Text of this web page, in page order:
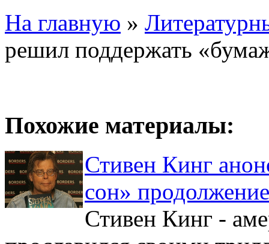
На главную »
решил поддержать
Похожие материалы:
Стивен Кинг
сон»
Стивен Кинг -